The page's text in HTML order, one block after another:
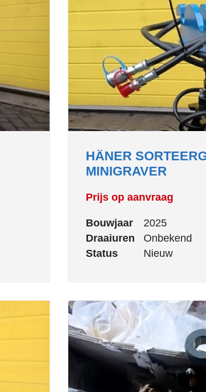
HÄNER
MINIGRAVER
Prijs op aanvraag
Bouwjaar
2025
Draaiuren
Onbekend
Status
Nieuw